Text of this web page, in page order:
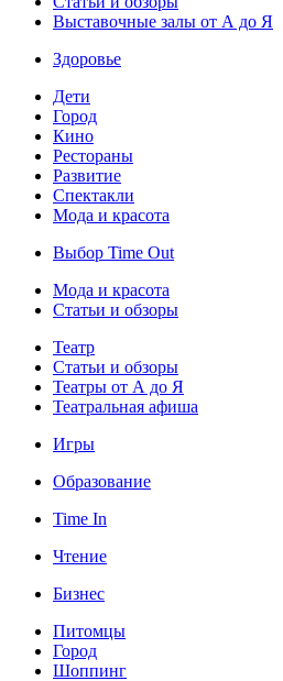
Выставочные залы от А до Я
Здоровье
Дети
Город
Кино
Рестораны
Развитие
Спектакли
Мода и красота
Выбор Time Out
Мода и красота
Статьи и обзоры
Театр
Статьи и обзоры
Театры от А до Я
Театральная афиша
Игры
Образование
Time In
Чтение
Бизнес
Питомцы
Город
Шоппинг